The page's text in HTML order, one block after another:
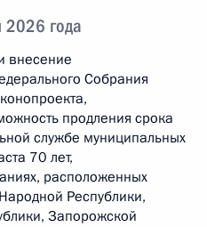
2026 года
внесение
Собрания
продления срока
службе муниципальных
70 лет,
расположенных
Республики,
Запорожской